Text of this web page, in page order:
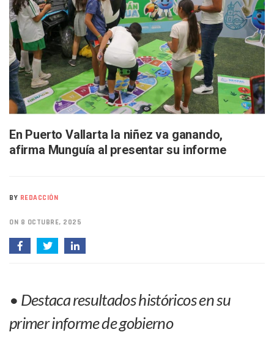
Buscan A Wilber Armando Colmenares Márquez,
Melissa Madero Exige Aclarar Sustento Legal De Las
Washington Enfrenta Una Emergencia Ambiental Por
Avanza Plan Para Construir Estadio De Tritones Vallarta;
Nuevas Concesiones De Taxis En Puerto Vallarta, ¿para
Mueren Cuatro Personas Tras Explosión De Una Pipa En
Bruno Blancas Lleva El Mensaje De La Cuarta
Liberan 180 Crías De Iguana Verde En El Estero El Salado
Puerto Vallarta Participa En Los PriceAgencies Awards
Juan Solís E Iris Torres Buscan Integrar La Planilla Del PAN
Realizan Operativo Preventivo En Seis Colonias Del
En PV Encabezan Preferencias Morena Y Juan Carlos
Cae El “R1”, Presunto Autor Intelectual Del Homicidio De
En Puerto Vallarta la niñez va ganando,
afirma Munguía al presentar su informe
BY REDACCIÓN
ON 8 OCTUBRE, 2025
• Destaca resultados históricos en su
primer informe de gobierno